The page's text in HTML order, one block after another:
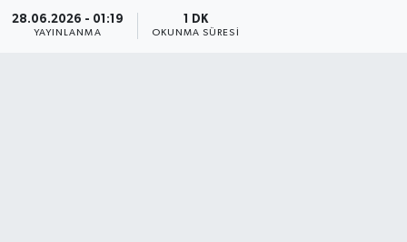
28.06.2026 - 01:19
YAYINLANMA
1 DK
OKUNMA SÜRESI